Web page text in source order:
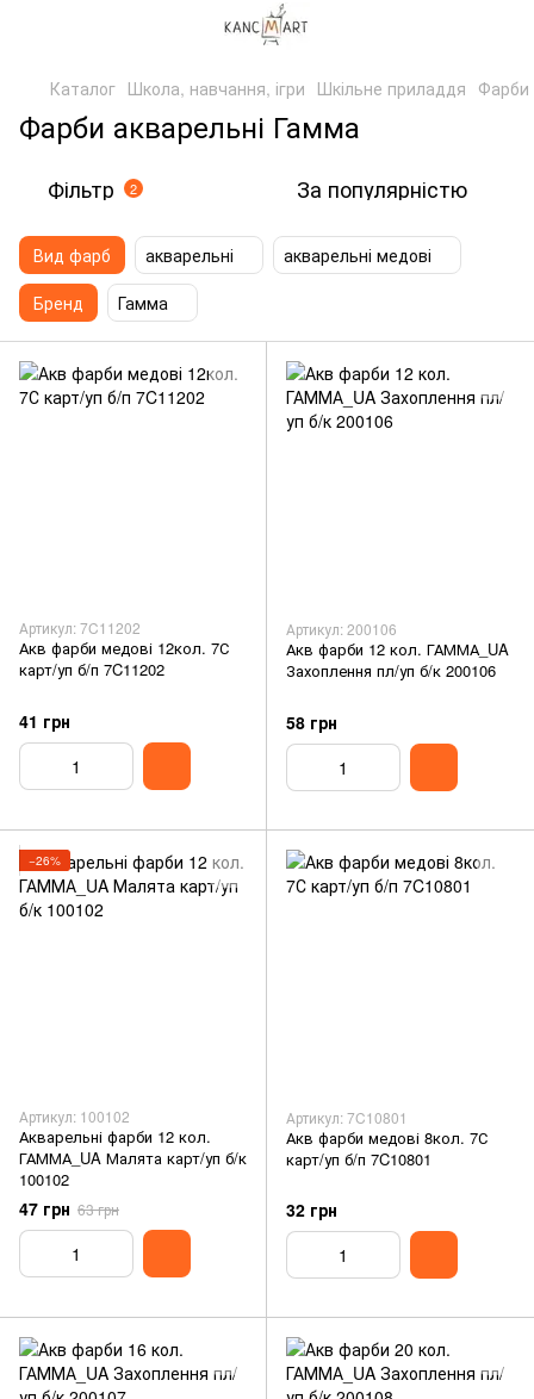
Каталог Школа, навчання, ігри Шкільне приладдя Фарби
Фарби акварельні Гамма
Фільтр 2 За популярністю
Вид фарб акварельні
акварельні медові
Бренд
Гамма
Артикул: 7C11202
Акв фарби медові 12кол. 7С
карт/уп б/п 7C11202
41 грн
Артикул: 200106
Акв фарби 12 кол. ГАММА_UA
Захоплення пл/уп б/к 200106
58 грн
−26%
Артикул: 100102
Акварельні фарби 12 кол.
ГАММА_UA Малята карт/уп б/к
100102
47 грн 63 грн
Артикул: 7C10801
Акв фарби медові 8кол. 7С
карт/уп б/п 7C10801
32 грн